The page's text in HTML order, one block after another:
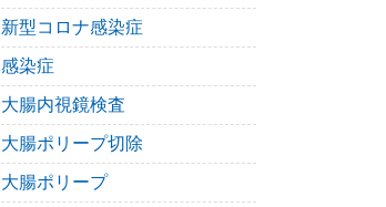
新型コロナ感染症
感染症
大腸内視鏡検査
大腸ポリープ切除
大腸ポリープ